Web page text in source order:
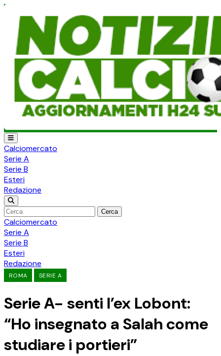
Calciomercato
Serie A
Serie B
Esteri
Redazione
Cerca
Calciomercato
Serie A
Serie B
Esteri
Redazione
ROMA SERIE A
Serie A- senti l’ex Lobont:
“Ho insegnato a Salah come
studiare i portieri”